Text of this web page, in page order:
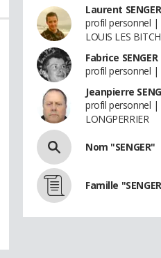
Laurent SENGER
profil personnel |
LOUIS LES
Fabrice SENGER
profil personnel |
Jeanpierre
profil personnel |
LONGPERRIER
Nom "SENGER"
Famille